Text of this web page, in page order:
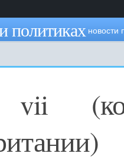
политиках новости
vii